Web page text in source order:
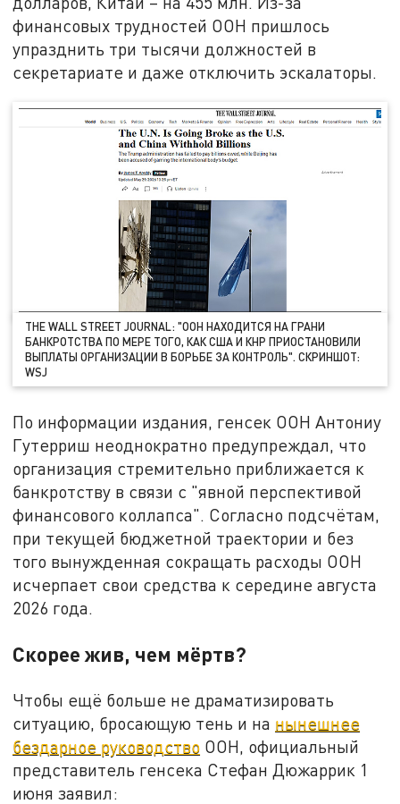
финансовых трудностей ООН пришлось
упразднить три тысячи должностей в
секретариате и даже отключить эскалаторы.
THE WALL STREET JOURNAL: "ООН НАХОДИТСЯ НА ГРАНИ
БАНКРОТСТВА ПО МЕРЕ ТОГО, КАК США И КНР ПРИОСТАНОВИЛИ
ВЫПЛАТЫ ОРГАНИЗАЦИИ В БОРЬБЕ ЗА КОНТРОЛЬ". СКРИНШОТ:
WSJ
По информации издания, генсек ООН Антониу
Гутерриш неоднократно предупреждал, что
организация стремительно приближается к
банкротству в связи с "явной перспективой
финансового коллапса". Согласно подсчётам,
при текущей бюджетной траектории и без
того вынужденная сокращать расходы ООН
исчерпает свои средства к середине августа
2026 года.
Скорее жив, чем мёртв?
Чтобы ещё больше не драматизировать
ситуацию, бросающую тень и на нынешнее
бездарное руководство ООН, официальный
представитель генсека Стефан Дюжаррик 1
июня заявил: